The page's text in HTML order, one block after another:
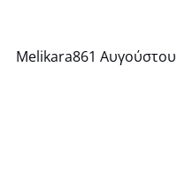
Melikara861 Αυγούστου